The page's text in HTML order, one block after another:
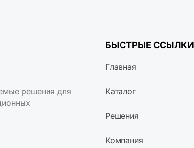
решения для
БЫСТРЫЕ ССЫЛКИ
Главная
Каталог
Решения
Компания